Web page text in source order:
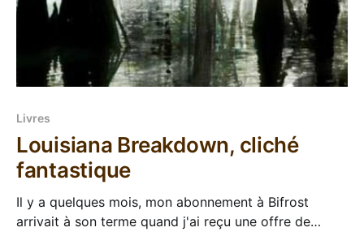
Livres
Louisiana Breakdown, cliché
fantastique
Il y a quelques mois, mon abonnement à Bifrost
arrivait à son terme quand j'ai reçu une offre de